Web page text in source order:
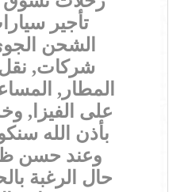
تأجير
الشحن
شركات,
المطار,
على الفيزا,
بأذن الله
وعند حسن
حال الرغبة